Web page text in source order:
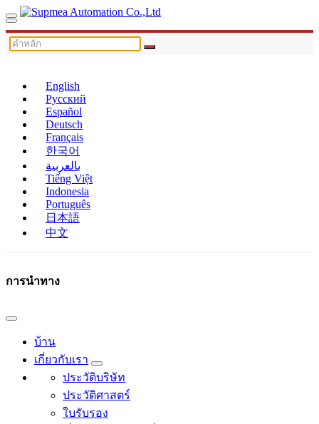
English
Русский
Español
Deutsch
Français
한국어
بالعربية
Tiếng Việt
Indonesia
Português
日本語
中文
การนำทาง
บ้าน
เกี่ยวกับเรา
ประวัติบริษัท
ประวัติศาสตร์
ใบรับรอง